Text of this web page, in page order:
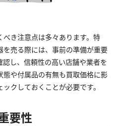
き注意点は多々あります。特
を売る際には、事前の準備が重要
し、信頼性の高い店舗や業者を
や付属品の有無も買取価格に影
クしておくことが必要です。
要性